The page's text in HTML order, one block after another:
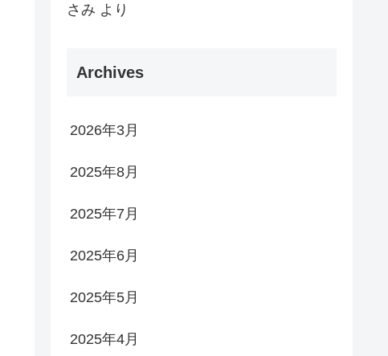
さみ より
Archives
2026年3月
2025年8月
2025年7月
2025年6月
2025年5月
2025年4月